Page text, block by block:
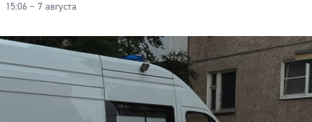
15:06 – 7 августа